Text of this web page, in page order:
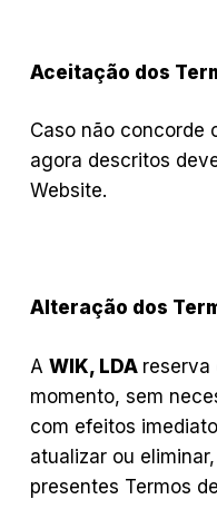
Aceitação dos
Caso não concorde
agora descritos
Website.
Alteração dos
A WIK, LDA reserva
momento, sem
com efeitos
atualizar ou
presentes Termos